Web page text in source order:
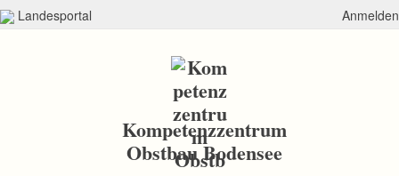
Landesportal Anmelden
Kompetenzzentrum
Obstbau Bodensee